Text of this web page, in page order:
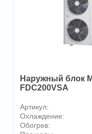
Тип хладагента
Минимальный
Макс. допустимая
охлаждения, °С
Мин. допустимая
обогрева °С
Макс. допустимая
обогрева °С
Наружный блок
FDC200VSA
Артикул:
Охлаждение:
Обогрев: